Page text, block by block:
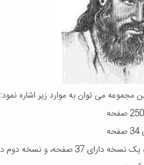
مجموعه می توان به موارد زیر اشاره نمود:
نسخه دوم دارای 29 صفحه